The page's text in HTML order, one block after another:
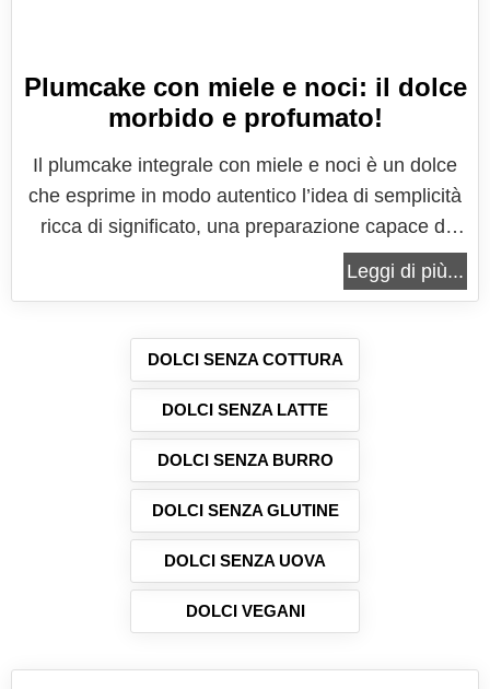
Plumcake con miele e noci: il dolce
morbido e profumato!
Il plumcake integrale con miele e noci è un dolce
che esprime in modo autentico l’idea di semplicità
ricca di significato, una preparazione capace di
unire gusto, naturalità e una sensazione di comfort
che si ritrova spesso nei dolci fatti in casa. È una
sincere e di...
Leggi di più...
DOLCI SENZA COTTURA
DOLCI SENZA LATTE
DOLCI SENZA BURRO
DOLCI SENZA GLUTINE
DOLCI SENZA UOVA
DOLCI VEGANI